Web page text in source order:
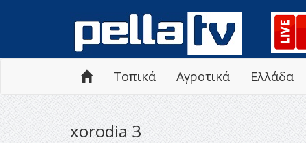
Τοπικά Αγροτικά Ελλάδα
xorodia 3